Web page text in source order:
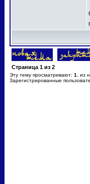
Страница 1 из 2
Эту тему просматривают: 1
, из
Зарегистрированные